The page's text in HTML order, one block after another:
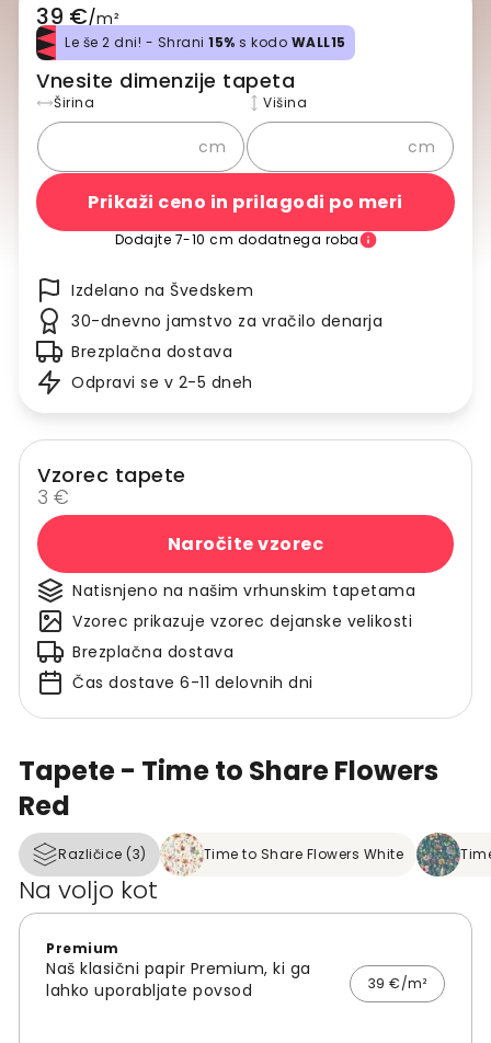
Tapete - Time to Share Flowers
Red
Različice (3) Time to Share Flowers White
Na voljo kot
Premium
Naš klasični papir Premium, ki ga
lahko uporabljate povsod
39 €/m²
39 €/m²
Le še 2 dni! - Shrani 15% s kodo WALL15
Vnesite dimenzije tapeta
Širina
cm
Višina
cm
Prikaži ceno in prilagodi po meri
Dodajte 7-10 cm dodatnega roba
Izdelano na Švedskem
30-dnevno jamstvo za vračilo denarja
Brezplačna dostava
Odpravi se v 2-5 dneh
Vzorec tapete
3 €
Naročite vzorec
Natisnjeno na našim vrhunskim tapetama
Vzorec prikazuje vzorec dejanske velikosti
Brezplačna dostava
Čas dostave 6-11 delovnih dni